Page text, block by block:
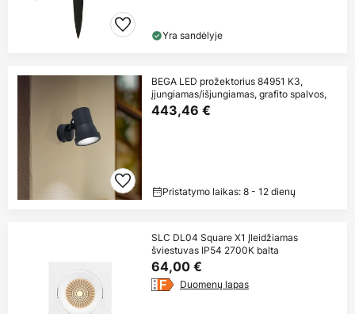
Yra sandėlyje
BEGA LED prožektorius 84951 K3,
įjungiamas/išjungiamas, grafito spalvos,
443,46 €
Pristatymo laikas: 8 - 12 dienų
SLC DL04 Square X1 Įleidžiamas
šviestuvas IP54 2700K balta
64,00 €
Duomenų lapas